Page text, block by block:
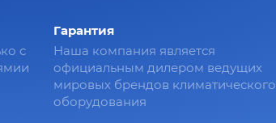
с
Гарантия
Наша компания является
официальным дилером ведущих
мировых брендов климатического
оборудования